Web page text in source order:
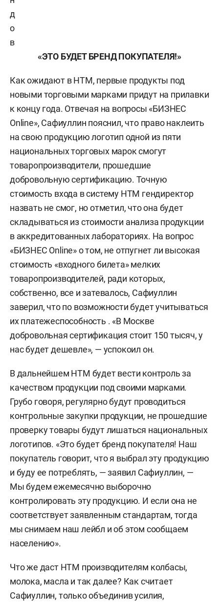
д
о
в
«ЭТО БУДЕТ БРЕНД ПОКУПАТЕЛЯ!»
Как ожидают в НТМ, первые продукты под
новыми торговыми марками придут на прилавки
к концу года. Отвечая на вопросы «БИЗНЕС
Online», Сафиуллин пояснил, что право наклеить
на свою продукцию логотип одной из пяти
национальных торговых марок смогут
товаропроизводители, прошедшие
добровольную сертификацию. Точную
стоимость входа в систему НТМ гендиректор
назвать не смог, но отметил, что она будет
складываться из стоимости анализа продукции
в аккредитованных лабораториях. На вопрос
«БИЗНЕС Online» о том, не отпугнет ли высокая
стоимость «входного билета» мелких
товаропроизводителей, ради которых,
собственно, все и затевалось, Сафиуллин
заверил, что по возможности будет учитываться
их платежеспособность . «В Москве
добровольная сертификация стоит 150 тысяч, у
нас будет дешевле», — успокоил он.
В дальнейшем НТМ будет вести контроль за
качеством продукции под своими марками.
Грубо говоря, регулярно будут проводиться
контрольные закупки продукции, не прошедшие
проверку товары будут лишаться национальных
логотипов. «Это будет бренд покупателя! Наш
покупатель говорит, что я выбрал эту продукцию
и буду ее потреблять, — заявил Сафиуллин, —
Мы будем ежемесячно выборочно
контролировать эту продукцию. И если она не
соответствует заявленным стандартам, тогда
мы снимаем наш лейбл и об этом сообщаем
населению».
Что же даст НТМ производителям колбасы,
молока, масла и так далее? Как считает
Сафиуллин, только объединив усилия,